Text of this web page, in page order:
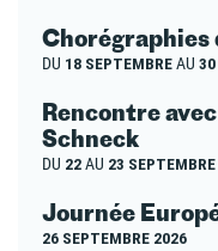
Chorégraphies
DU 18 SEPTEMBREAU 30
Rencontre
Schneck
DU 22AU 23
Journée
26 SEPTEMBRE 2026